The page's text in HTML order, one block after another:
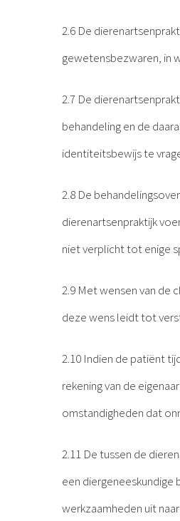
2.6 De
gewetensbezwaren, in
2.7 De
behandeling en de
identiteitsbewijs te
2.8 De
dierenartsenpraktijk
niet verplicht tot enige
2.9 Met wensen van de
deze wens leidt tot
2.10 Indien de patiënt
rekening van de
omstandigheden dat
2.11 De tussen de
een
werkzaamheden uit